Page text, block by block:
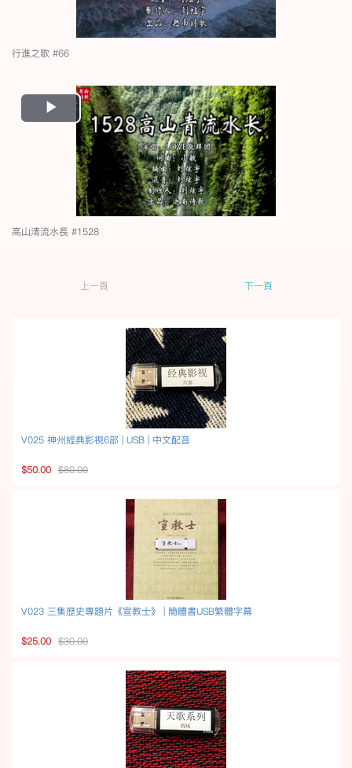
行進之歌 #66
Play
Video
高山清流水長 #1528
上一頁 下一頁
V025 神州經典影視6部 | USB | 中文配音
$50.00 $80.00
V023 三集歷史專題片《宣教士》 | 簡體書USB繁體字幕
$25.00 $30.00